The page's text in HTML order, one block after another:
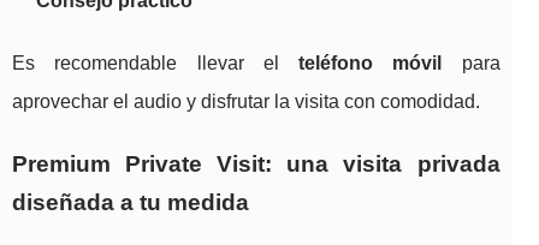
Es recomendable llevar elteléfono móvil
para
aprovechar el audio y disfrutar la visita con comodidad.
Premium Private Visit: una visita privada
diseñada a tu medida